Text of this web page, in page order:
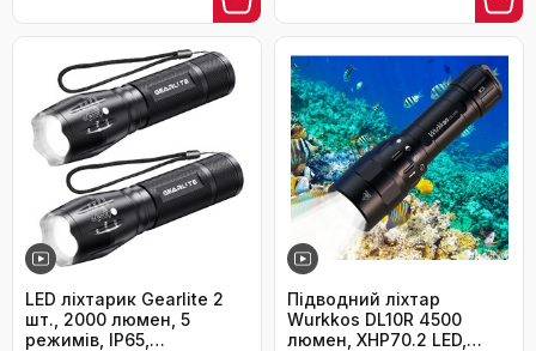
надзвичайних ситуацій
(2 шт.)
LED ліхтарик Gearlite 2
шт., 2000 люмен, 5
режимів, IP65,
Підводний ліхтар
Wurkkos DL10R 4500
люмен, XHP70.2 LED,